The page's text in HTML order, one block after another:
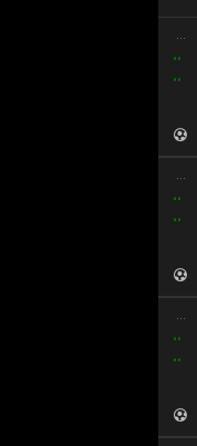
...
..
..
...
..
..
...
..
..